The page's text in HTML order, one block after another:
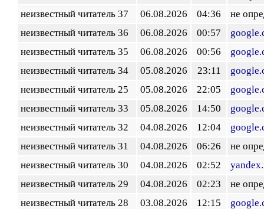
неизвестный читатель 37
06.08.2026 04:36
не
неизвестный читатель 36
06.08.2026 00:57
неизвестный читатель 35
06.08.2026 00:56
неизвестный читатель 34
05.08.2026 23:11
неизвестный читатель 25
05.08.2026 22:05
неизвестный читатель 33
05.08.2026 14:50
неизвестный читатель 32
04.08.2026 12:04
неизвестный читатель 31
04.08.2026 06:26
не
неизвестный читатель 30
04.08.2026 02:52
неизвестный читатель 29
04.08.2026 02:23
не
неизвестный читатель 28
03.08.2026 12:15